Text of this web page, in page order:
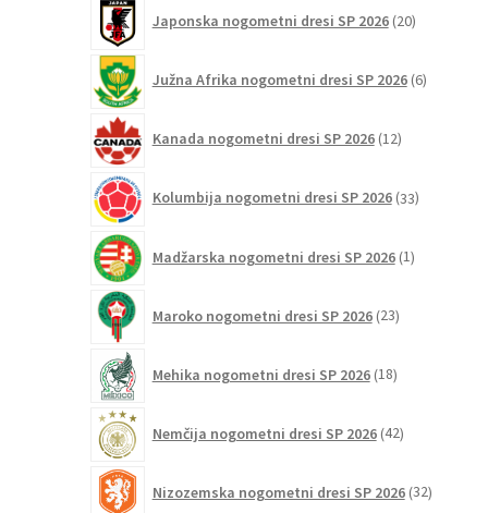
Japonska nogometni dresi SP 2026 20izdelkov
Južna Afrika nogometni dresi SP 2026 6izdelkov
Kanada nogometni dresi SP 2026 12izdelkov
Kolumbija nogometni dresi SP 2026 33izdelkov
Madžarska nogometni dresi SP 2026 1izdelek
Maroko nogometni dresi SP 2026 23izdelkov
Mehika nogometni dresi SP 2026 18izdelkov
Nemčija nogometni dresi SP 2026 42izdelkov
Nizozemska nogometni dresi SP 2026 32izdelkov